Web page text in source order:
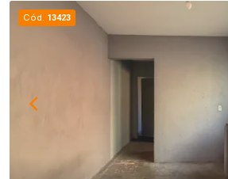
Cód. 13423